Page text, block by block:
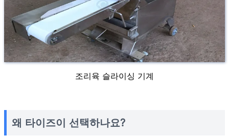
조리육 슬라이싱 기계
왜 타이즈이 선택하나요?